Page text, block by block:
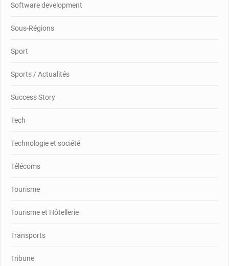
Software development
Sous-Régions
Sport
Sports / Actualités
Success Story
Tech
Technologie et société
Télécoms
Tourisme
Tourisme et Hôtellerie
Transports
Tribune